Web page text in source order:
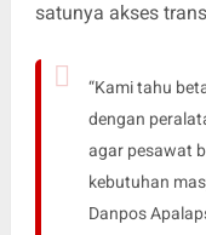
satunya akses
“Kami tahu
dengan
agar pesawat
kebutuhan
Danpos